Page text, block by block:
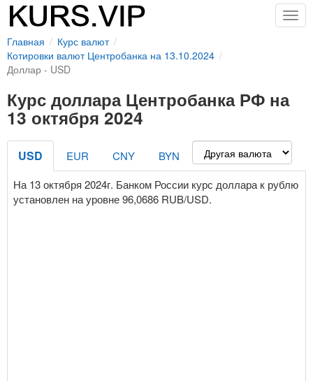
Главная
Курс валют
Котировки валют Центробанка на 13.10.2024
Доллар - USD
Курс доллара Центробанка РФ на
13 октября 2024
USD EUR CNY
BYN
На 13 октября 2024г. Банком России курс доллара к рублю
установлен на уровне 96,0686 RUB/USD.